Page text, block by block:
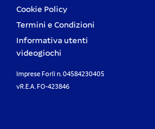
Cookie Policy
Termini e Condizioni
Informativa utenti
videogiochi
Imprese Forlì n. 04584230405
vR.E.A. FO-423846